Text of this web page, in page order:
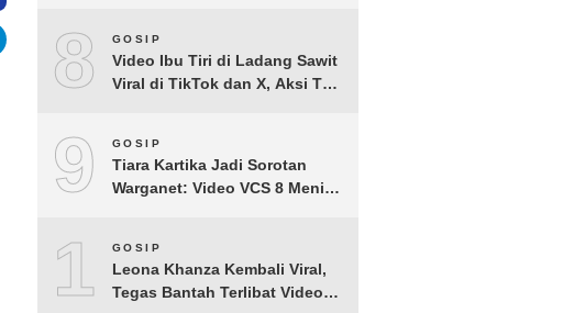
8 GOSIP
Video Ibu Tiri di Ladang Sawit
Viral di TikTok dan X, Aksi Tak
9 GOSIP
Tiara Kartika Jadi Sorotan
Warganet: Video VCS 8 Menit
10
GOSIP
Leona Khanza Kembali Viral,
Tegas Bantah Terlibat Video